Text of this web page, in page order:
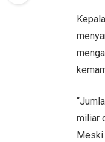
miliar
Meski